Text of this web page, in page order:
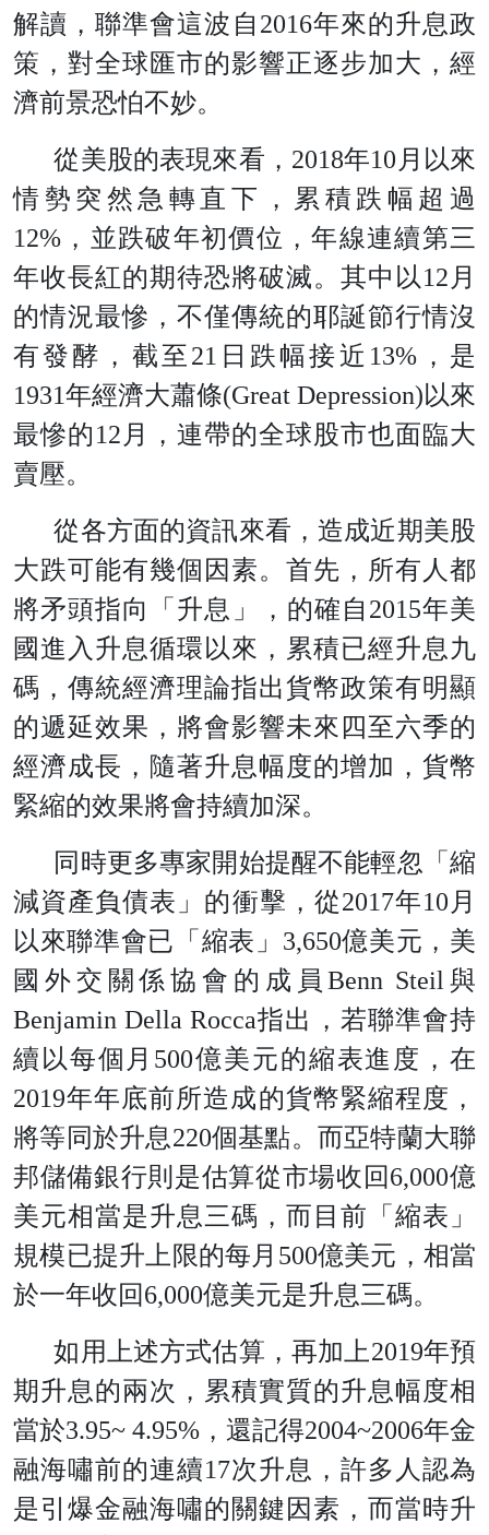
解讀，聯準會這波自2016年來的升息政
策，對全球匯市的影響正逐步加大，經
濟前景恐怕不妙。
從美股的表現來看，2018年10月以來
情勢突然急轉直下，累積跌幅超過
12%，並跌破年初價位，年線連續第三
年收長紅的期待恐將破滅。其中以12月
的情況最慘，不僅傳統的耶誕節行情沒
有發酵，截至21日跌幅接近13%，是
1931年經濟大蕭條(Great Depression)以來
最慘的12月，連帶的全球股市也面臨大
賣壓。
從各方面的資訊來看，造成近期美股
大跌可能有幾個因素。首先，所有人都
將矛頭指向「升息」，的確自2015年美
國進入升息循環以來，累積已經升息九
碼，傳統經濟理論指出貨幣政策有明顯
的遞延效果，將會影響未來四至六季的
經濟成長，隨著升息幅度的增加，貨幣
緊縮的效果將會持續加深。
同時更多專家開始提醒不能輕忽「縮
減資產負債表」的衝擊，從2017年10月
以來聯準會已「縮表」3,650億美元，美
國外交關係協會的成員Benn Steil與
Benjamin Della Rocca指出，若聯準會持
續以每個月500億美元的縮表進度，在
2019年年底前所造成的貨幣緊縮程度，
將等同於升息220個基點。而亞特蘭大聯
邦儲備銀行則是估算從市場收回6,000億
美元相當是升息三碼，而目前「縮表」
規模已提升上限的每月500億美元，相當
於一年收回6,000億美元是升息三碼。
如用上述方式估算，再加上2019年預
期升息的兩次，累積實質的升息幅度相
當於3.95~ 4.95%，還記得2004~2006年金
融海嘯前的連續17次升息，許多人認為
是引爆金融海嘯的關鍵因素，而當時升